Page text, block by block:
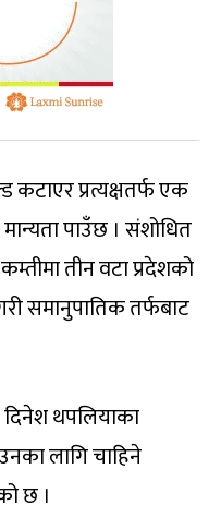
कटाएर प्रत्यक्षतर्फ एक
पाउँछ । संशोधित
तीन वटा प्रदेशको
समानुपातिक तर्फबाट
थपलियाका
लागि चाहिने
छ ।